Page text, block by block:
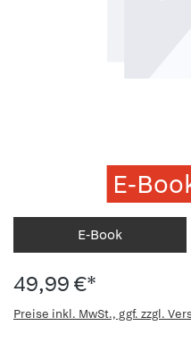
E-
E-Book
49,99 €*
Preise inkl. MwSt., ggf. zzgl.